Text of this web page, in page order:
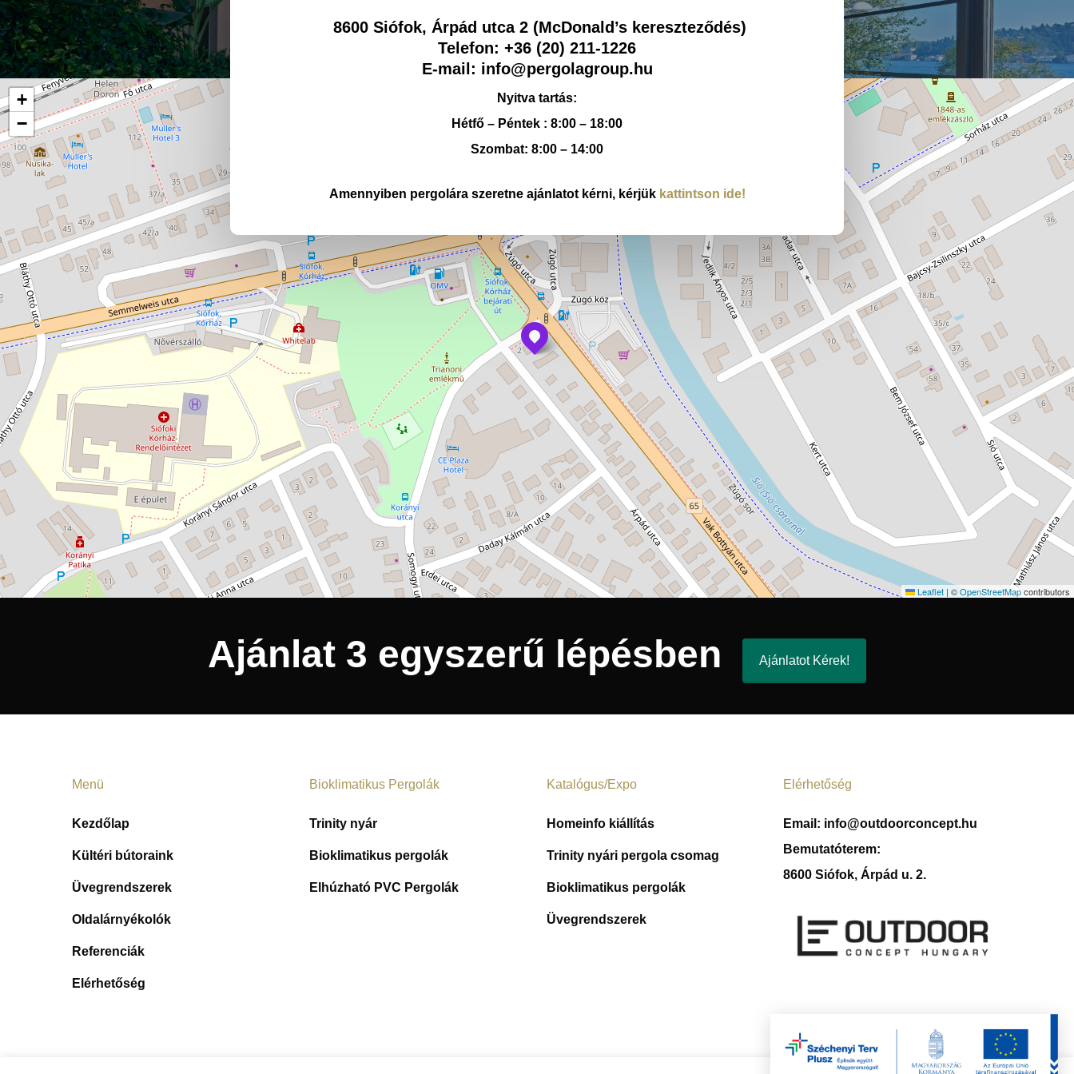
8600 Siófok, Árpád utca 2 (McDonald’s kereszteződés)
Telefon: +36 (20) 211-1226
E-mail: info@pergolagroup.hu
Nyitva tartás:
Hétfő – Péntek : 8:00 – 18:00
Szombat: 8:00 – 14:00
Amennyiben pergolára szeretne ajánlatot kérni, kérjük kattintson ide!
+
−
Leaflet | ©OpenStreetMapcontributors
Ajánlat 3 egyszerű lépésben Ajánlatot Kérek!
Menü
Kezdőlap
Kültéri bútoraink
Üvegrendszerek
Oldalárnyékolók
Referenciák
Elérhetőség
Bioklimatikus Pergolák
Trinity nyár
Bioklimatikus pergolák
Elhúzható PVC Pergolák
Katalógus/Expo
Homeinfo kiállítás
Trinity nyári pergola csomag
Bioklimatikus pergolák
Üvegrendszerek
Elérhetőség
Email: info@outdoorconcept.hu
Bemutatóterem:
8600 Siófok, Árpád u. 2.